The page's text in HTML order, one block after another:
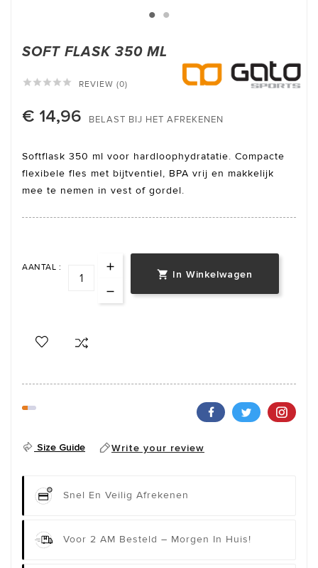
SOFT FLASK 350 ML
     REVIEW (0)
€ 14,96 BELAST BIJ HET AFREKENEN
Softflask 350 ml voor hardloophydratatie. Compacte
flexibele fles met bijtventiel, BPA vrij en makkelijk
mee te nemen in vest of gordel.
AANTAL :
 In Winkelwagen
Size Guide Write your review
Snel En Veilig Afrekenen
Voor 2 AM Besteld – Morgen In Huis!